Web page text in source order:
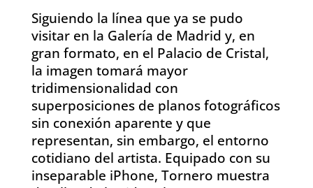
Siguiendo la línea que ya se pudo
visitar en la Galería de Madrid y, en
gran formato, en el Palacio de Cristal,
la imagen tomará mayor
tridimensionalidad con
superposiciones de planos fotográficos
sin conexión aparente y que
representan, sin embargo, el entorno
cotidiano del artista. Equipado con su
inseparable iPhone, Tornero muestra